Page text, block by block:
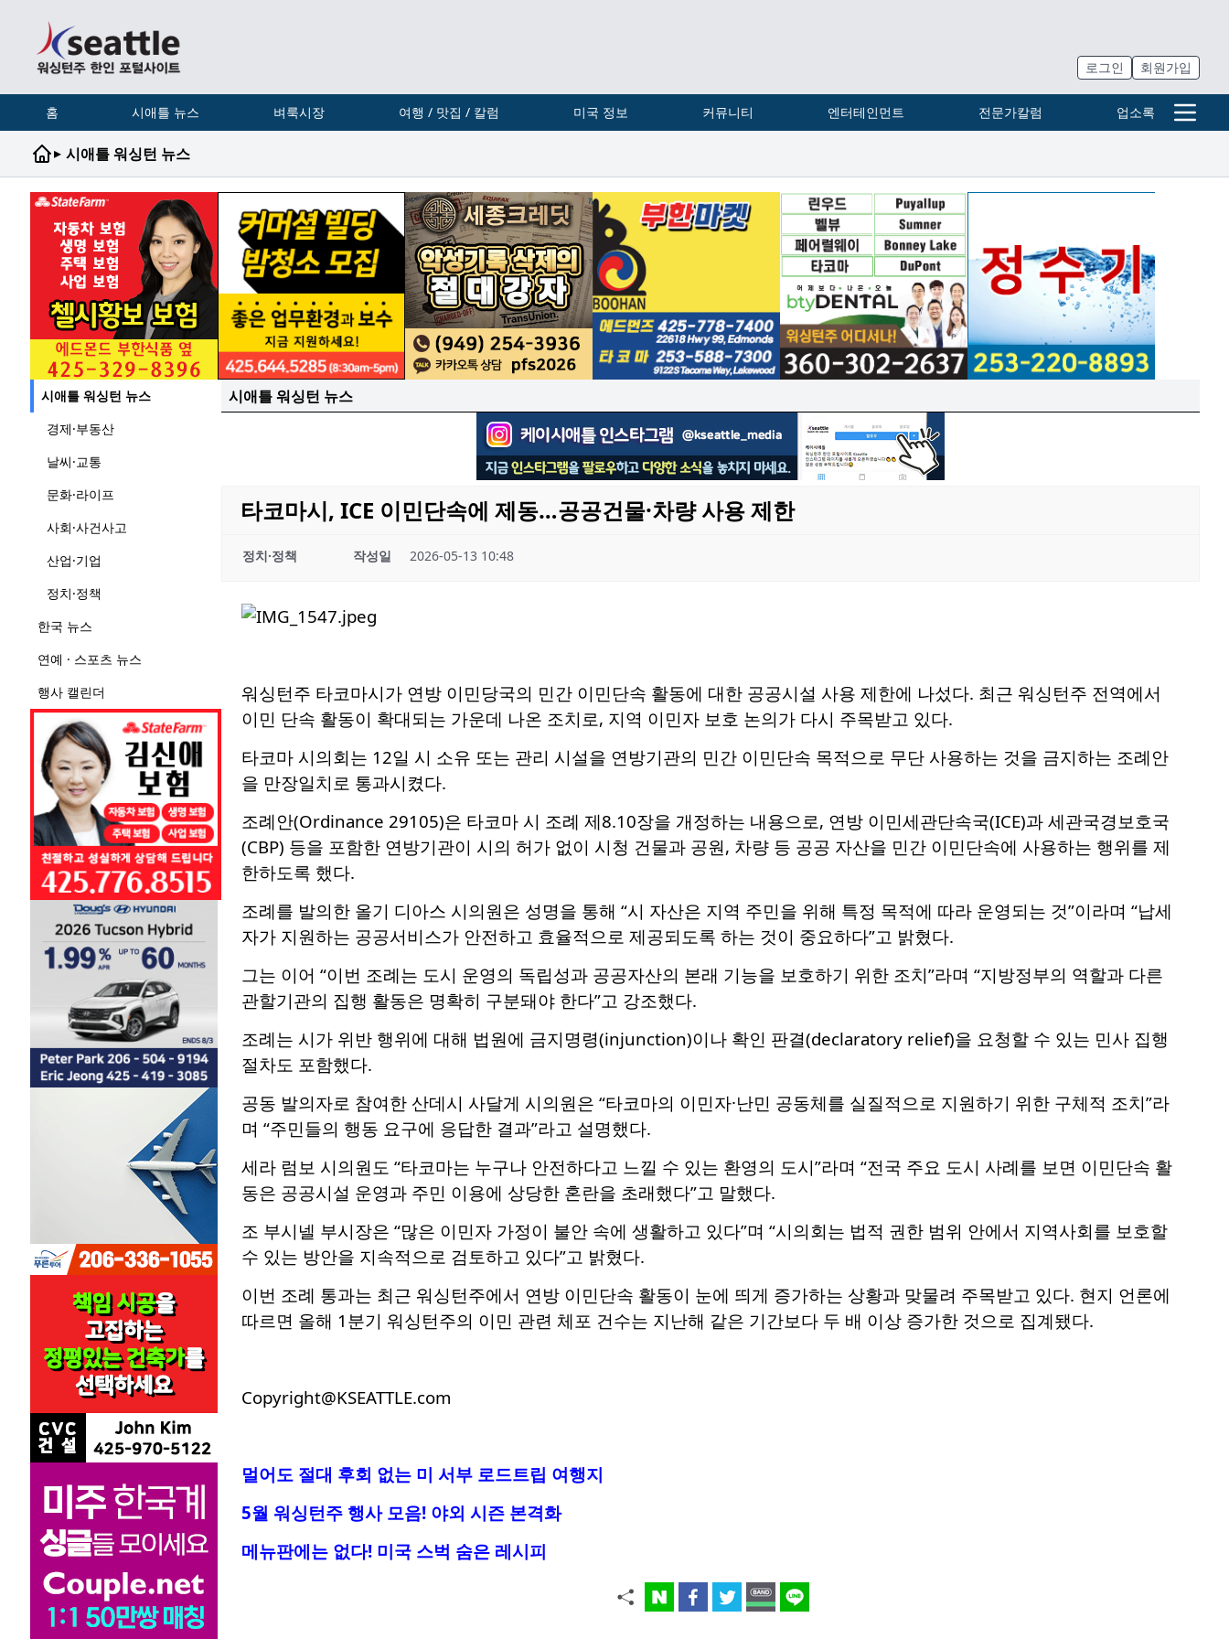
로그인 회원가입
홈 시애틀 뉴스 벼룩시장 여행 / 맛집 / 칼럼 미국 정보 커뮤니티 엔터테인먼트 전문가칼럼 업소록
▸ 시애틀 워싱턴 뉴스
시애틀 워싱턴 뉴스
경제·부동산
날씨·교통
문화·라이프
사회·사건사고
산업·기업
정치·정책
한국 뉴스
연예 · 스포츠 뉴스
행사 캘린더
시애틀 워싱턴 뉴스
타코마시, ICE 이민단속에 제동…공공건물·차량 사용 제한
정치·정책 작성일 2026-05-13 10:48
워싱턴주 타코마시가 연방 이민당국의 민간 이민단속 활동에 대한 공공시설 사용 제한에 나섰다. 최근 워싱턴주 전역에서
이민 단속 활동이 확대되는 가운데 나온 조치로, 지역 이민자 보호 논의가 다시 주목받고 있다.
타코마 시의회는 12일 시 소유 또는 관리 시설을 연방기관의 민간 이민단속 목적으로 무단 사용하는 것을 금지하는 조례안
을 만장일치로 통과시켰다.
조례안(Ordinance 29105)은 타코마 시 조례 제8.10장을 개정하는 내용으로, 연방 이민세관단속국(ICE)과 세관국경보호국
(CBP) 등을 포함한 연방기관이 시의 허가 없이 시청 건물과 공원, 차량 등 공공 자산을 민간 이민단속에 사용하는 행위를 제
한하도록 했다.
조례를 발의한 올기 디아스 시의원은 성명을 통해 “시 자산은 지역 주민을 위해 특정 목적에 따라 운영되는 것”이라며 “납세
자가 지원하는 공공서비스가 안전하고 효율적으로 제공되도록 하는 것이 중요하다”고 밝혔다.
그는 이어 “이번 조례는 도시 운영의 독립성과 공공자산의 본래 기능을 보호하기 위한 조치”라며 “지방정부의 역할과 다른
관할기관의 집행 활동은 명확히 구분돼야 한다”고 강조했다.
조례는 시가 위반 행위에 대해 법원에 금지명령(injunction)이나 확인 판결(declaratory relief)을 요청할 수 있는 민사 집행
절차도 포함했다.
공동 발의자로 참여한 산데시 사달게 시의원은 “타코마의 이민자·난민 공동체를 실질적으로 지원하기 위한 구체적 조치”라
며 “주민들의 행동 요구에 응답한 결과”라고 설명했다.
세라 럼보 시의원도 “타코마는 누구나 안전하다고 느낄 수 있는 환영의 도시”라며 “전국 주요 도시 사례를 보면 이민단속 활
동은 공공시설 운영과 주민 이용에 상당한 혼란을 초래했다”고 말했다.
조 부시넬 부시장은 “많은 이민자 가정이 불안 속에 생활하고 있다”며 “시의회는 법적 권한 범위 안에서 지역사회를 보호할
수 있는 방안을 지속적으로 검토하고 있다”고 밝혔다.
이번 조례 통과는 최근 워싱턴주에서 연방 이민단속 활동이 눈에 띄게 증가하는 상황과 맞물려 주목받고 있다. 현지 언론에
따르면 올해 1분기 워싱턴주의 이민 관련 체포 건수는 지난해 같은 기간보다 두 배 이상 증가한 것으로 집계됐다.
Copyright@KSEATTLE.com
멀어도 절대 후회 없는 미 서부 로드트립 여행지
5월 워싱턴주 행사 모음! 야외 시즌 본격화
메뉴판에는 없다! 미국 스벅 숨은 레시피